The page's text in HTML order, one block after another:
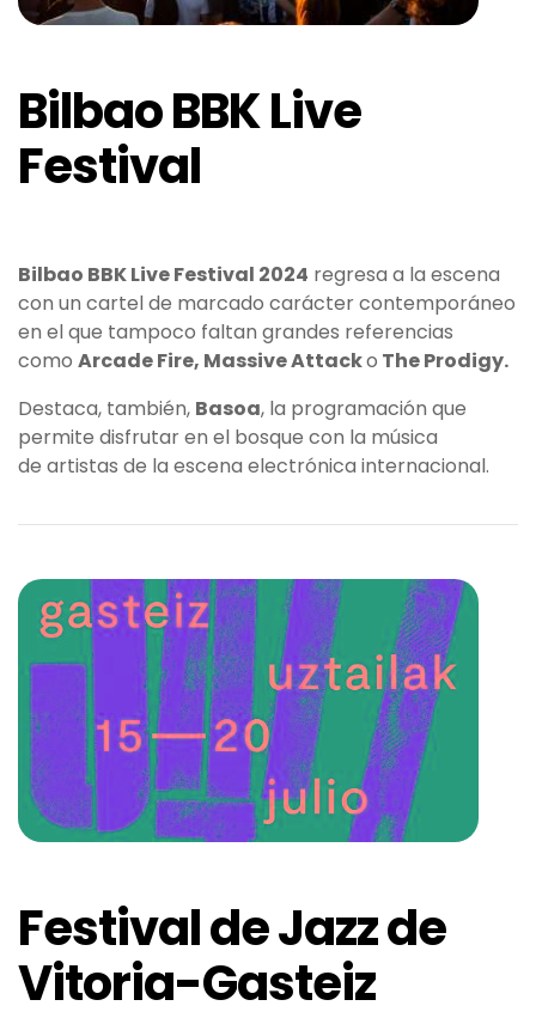
Bilbao BBK Live
Festival
Bilbao BBK Live Festival 2024 regresa a la escena
con un cartel de marcado carácter contemporáneo
en el que tampoco faltan grandes referencias
como Arcade Fire, Massive Attacko The Prodigy.
Destaca, también, Basoa, la programación que
permite disfrutar en el bosque con la música
de artistas de la escena electrónica internacional.
Festival de Jazz de
Vitoria-Gasteiz